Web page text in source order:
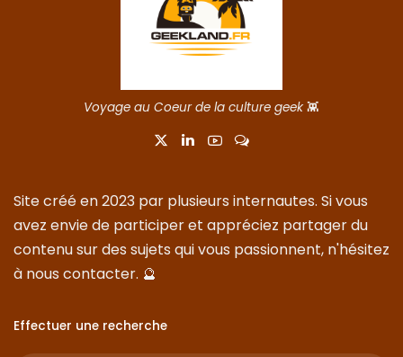
Voyage au Coeur de la culture geek👾
Site créé en 2023 par plusieurs internautes. Si vous
avez envie de participer et appréciez partager du
contenu sur des sujets qui vous passionnent, n'hésitez
à nouscontacter. 🔮
Effectuer une recherche